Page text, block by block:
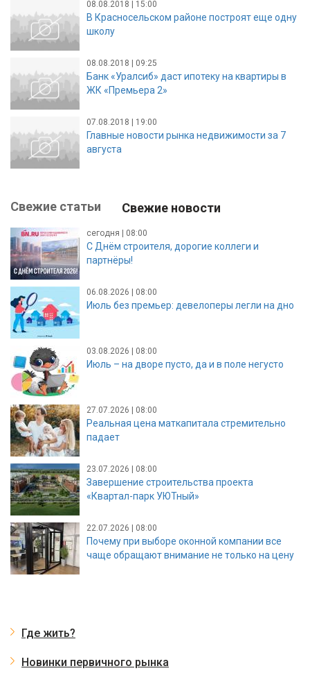
08.08.2018 | 15:00
В Красносельском районе построят еще одну
школу
08.08.2018 | 09:25
Банк «Уралсиб» даст ипотеку на квартиры в
ЖК «Премьера 2»
07.08.2018 | 19:00
Главные новости рынка недвижимости за 7
августа
Свежие статьи Свежие новости
сегодня | 08:00
С Днём строителя, дорогие коллеги и
партнёры!
06.08.2026 | 08:00
Июль без премьер: девелоперы легли на дно
03.08.2026 | 08:00
Июль – на дворе пусто, да и в поле негусто
27.07.2026 | 08:00
Реальная цена маткапитала стремительно
падает
23.07.2026 | 08:00
Завершение строительства проекта
«Квартал-парк УЮТный»
22.07.2026 | 08:00
Почему при выборе оконной компании все
чаще обращают внимание не только на цену
Где жить?
Новинки первичного рынка